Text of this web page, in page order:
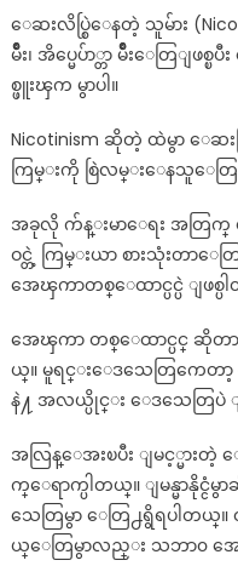
ေဆးလိပ္စြဲေနတဲ့ သူမ်ား
မ်ိဳး၊ အိပ္မေပ်ာ္တာ မ်ိဳးေတြျဖ
စ္ဖူးၾက မွာပါ။
Nicotinism ဆိုတဲ့ ထဲမွာ ေဆ
ကြမ္းကို စြဲလမ္းေနသူေတ
အခုလို က်န္းမာေရး အတြက္ ထိ
ဝင္တဲ့ ကြမ္းယာ စားသုံးတာေ
အေၾကာတစ္ေထာင္ပင္ပဲ ျဖစ္ပ
အေၾကာ တစ္ေထာင္ပင္ ဆိုတာ
ယ္။ မူရင္းေဒသေတြကေတာ့
နဲ႔ အလယ္ပိုင္း ေဒသေတြပဲ ျ
အလြန္ေအးၿပီး ျမင့္မား
က္ေရာက္ပါတယ္။ ျမန္မာနိုင္ငံ
သေတြမွာ ေတြ႕ရွိရပါတယ္။
ယ္ေတြမွာလည္း သဘာ၀ အ